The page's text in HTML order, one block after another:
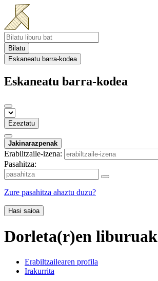
Bilatu
Eskaneatu barra-kodea
Eskaneatu barra-kodea
Ezeztatu
Jakinarazpenak
Erabiltzaile-izena:
Pasahitza:
Zure pasahitza ahaztu duzu?
Hasi saioa
Dorleta(r)en liburuak
Erabiltzailearen profila
Irakurrita